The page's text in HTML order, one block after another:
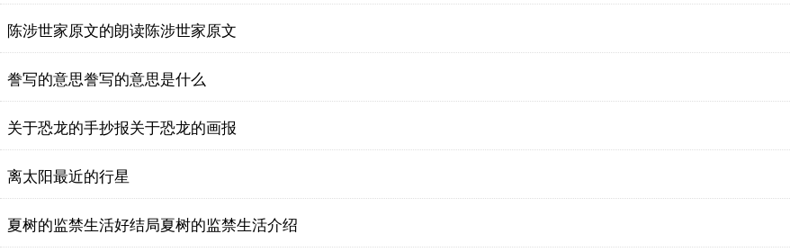
陈涉世家原文的朗读陈涉世家原文
誊写的意思誊写的意思是什么
关于恐龙的手抄报关于恐龙的画报
离太阳最近的行星
夏树的监禁生活好结局夏树的监禁生活介绍